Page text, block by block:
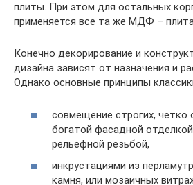
плиты. При этом для остальных
применяется все та же МДФ –
Конечно декорирование и
дизайна зависят от назначения и
Однако основные принципы
совмещение строгих, четко
богатой фасадной
рельефной резьбой,
инкрустациями из
камня, или мозаичных